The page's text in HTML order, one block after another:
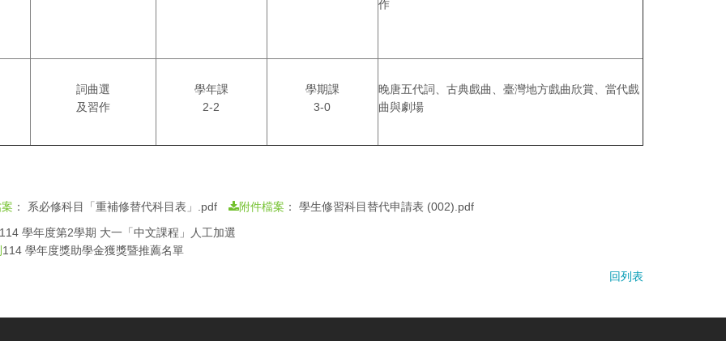
作
詞曲選
及習作
學年課
2-2
學期課
3-0
晚唐五代詞、古典戲曲、臺灣地方戲曲欣賞、當代戲
曲與劇場
： 系必修科目「重補修替代科目表」.pdf 附件檔案 ： 學生修習科目替代申請表 (002).pdf
學年度第2學期 大一「中文課程」人工加選
114 學年度獎助學金獲獎暨推薦名單
回列表